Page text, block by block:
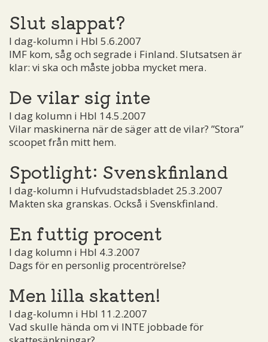
Slut slappat?
I dag-kolumn i Hbl 5.6.2007
IMF kom, såg och segrade i Finland. Slutsatsen är
klar: vi ska och måste jobba mycket mera.
De vilar sig inte
I dag kolumn i Hbl 14.5.2007
Vilar maskinerna när de säger att de vilar? ”Stora”
scoopet från mitt hem.
Spotlight: Svenskfinland
I dag-kolumn i Hufvudstadsbladet 25.3.2007
Makten ska granskas. Också i Svenskfinland.
En futtig procent
I dag kolumn i Hbl 4.3.2007
Dags för en personlig procentrörelse?
Men lilla skatten!
I dag-kolumn i Hbl 11.2.2007
Vad skulle hända om vi INTE jobbade för